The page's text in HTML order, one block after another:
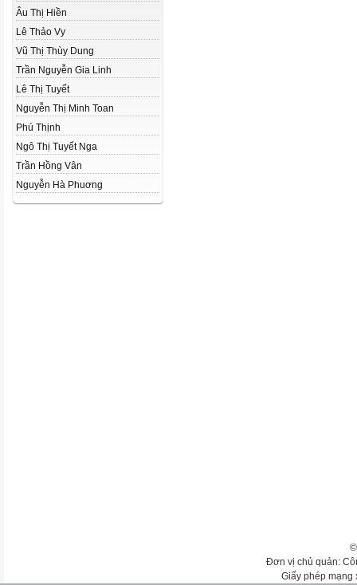
Âu Thị Hiền
Lê Thảo Vy
Vũ Thị Thùy Dung
Trần Nguyễn Gia Linh
Lê Thị Tuyết
Nguyễn Thị Minh Toan
Phú Thịnh
Ngô Thị Tuyết Nga
Trần Hồng Vân
Nguyễn Hà Phuơng
Đơn vị chủ quản:
Giấy phép mạng